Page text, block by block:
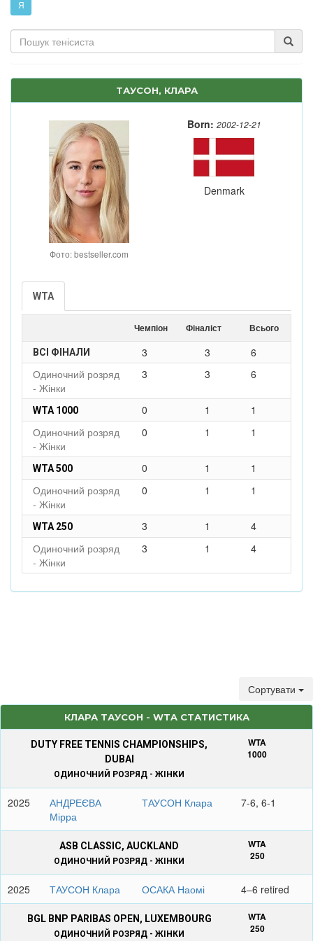
Я
ТАУСОН, КЛАРА
Фото: bestseller.com
Born: 2002-12-21
Denmark
WTA
Чемпіон Фіналіст Всього
ВСІ ФІНАЛИ 3 3
6
Одиночний розряд
- Жінки
3 3 6
WTA 1000 0 1
1
Одиночний розряд
- Жінки
0 1 1
WTA 500 0 1
1
Одиночний розряд
- Жінки
0 1 1
WTA 250 3 1
4
Одиночний розряд
- Жінки
3 1 4
Сортувати
КЛАРА ТАУСОН - WTA СТАТИСТИКА
DUTY FREE TENNIS CHAMPIONSHIPS,
DUBAI
ОДИНОЧНИЙ РОЗРЯД - ЖІНКИ
WTA
1000
2025
АНДРЕЄВА
Мірра
ТАУСОН Клара 7-6, 6-1
ASB CLASSIC, AUCKLAND
ОДИНОЧНИЙ РОЗРЯД - ЖІНКИ
WTA
250
2025 ТАУСОН Клара ОСАКА Наомі 4–6 retired
BGL BNP PARIBAS OPEN, LUXEMBOURG
ОДИНОЧНИЙ РОЗРЯД - ЖІНКИ
WTA
250